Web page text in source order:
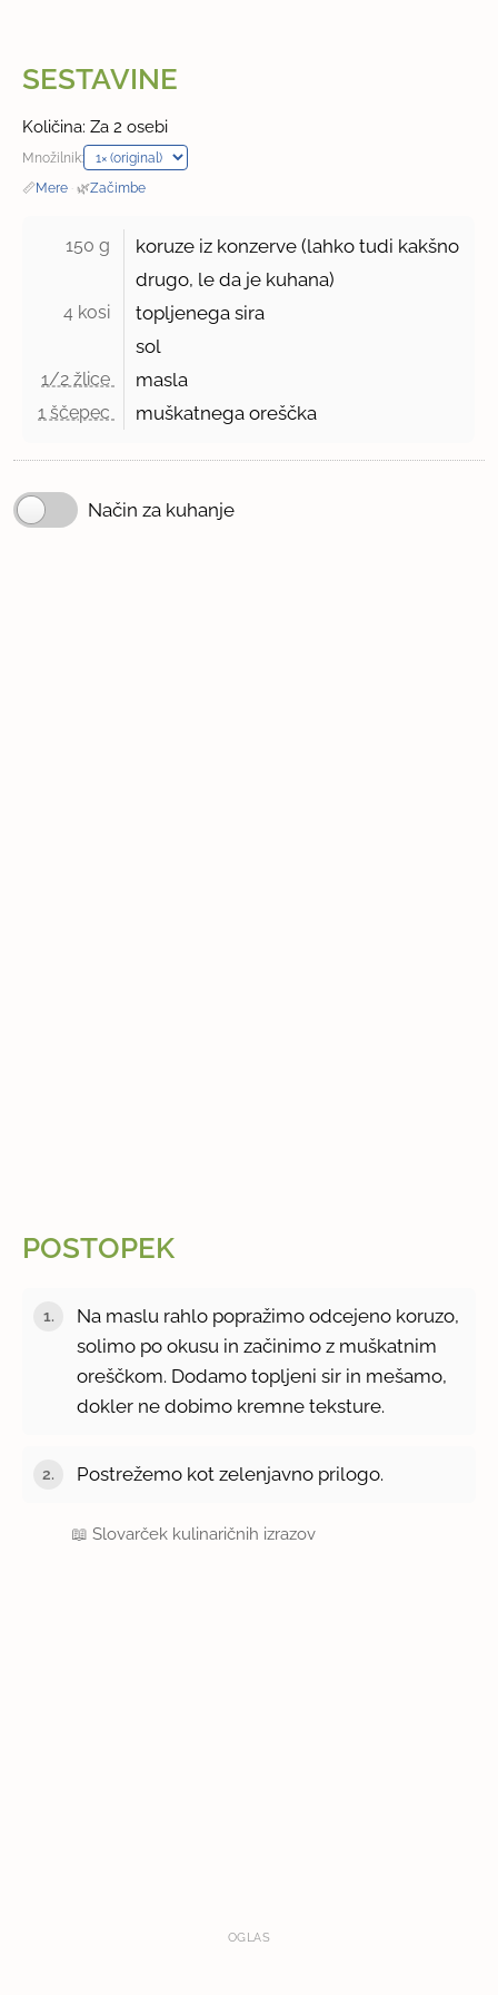
SESTAVINE
Količina: Za 2 osebi
Množilnik:
📏Mere · 🌿Začimbe
150 g
koruze iz konzerve (lahko tudi kakšno
drugo, le da je kuhana)
4 kosi
topljenega sira
sol
1/2 žlice masla
1 ščepec muškatnega oreščka
Način za kuhanje
POSTOPEK
Na maslu rahlo popražimo odcejeno koruzo,
solimo po okusu in začinimo z muškatnim
oreščkom. Dodamo topljeni sir in mešamo,
dokler ne dobimo kremne teksture.
Postrežemo kot zelenjavno prilogo.
📖Slovarček kulinaričnih izrazov
OGLAS